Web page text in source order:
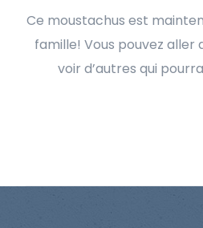
Ce moustachus est
famille! Vous pouvez aller
voir d’autres qui